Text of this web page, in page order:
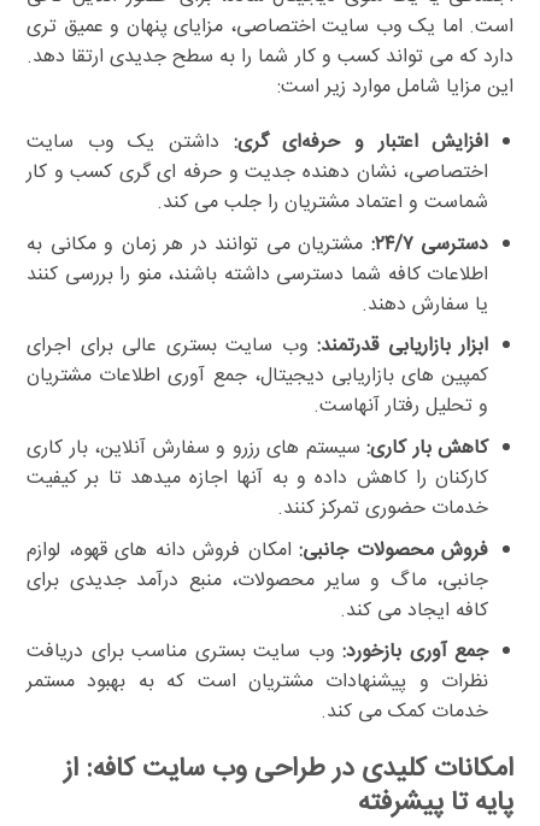
است. اما یک وب سایت اختصاصی، مزایای پنهان و عمیق تری
دارد که می تواند کسب و کار شما را به سطح جدیدی ارتقا دهد.
این مزایا شامل موارد زیر است:
افزایش اعتبار و حرفه‌ای گری: داشتن یک وب سایت
اختصاصی، نشان دهنده جدیت و حرفه ای گری کسب و کار
شماست و اعتماد مشتریان را جلب می کند.
دسترسی ۲۴/۷:
مشتریان می توانند در هر زمان و مکانی به
اطلاعات کافه شما دسترسی داشته باشند، منو را بررسی کنند
یا سفارش دهند.
ابزار بازاریابی قدرتمند:وب سایت بستری عالی برای اجرای
کمپین های بازاریابی دیجیتال، جمع آوری اطلاعات مشتریان
و تحلیل رفتار آنهاست.
کاهش بار کاری:سیستم های رزرو و سفارش آنلاین، بار کاری
کارکنان را کاهش داده و به آنها اجازه میدهد تا بر کیفیت
خدمات حضوری تمرکز کنند.
فروش محصولات جانبی:امکان فروش دانه های قهوه، لوازم
جانبی، ماگ و سایر محصولات، منبع درآمد جدیدی برای
کافه ایجاد می کند.
جمع آوری بازخورد:وب سایت بستری مناسب برای دریافت
نظرات و پیشنهادات مشتریان است که به بهبود مستمر
خدمات کمک می کند.
امکانات کلیدی در طراحی وب سایت کافه: از
پایه تا پیشرفته